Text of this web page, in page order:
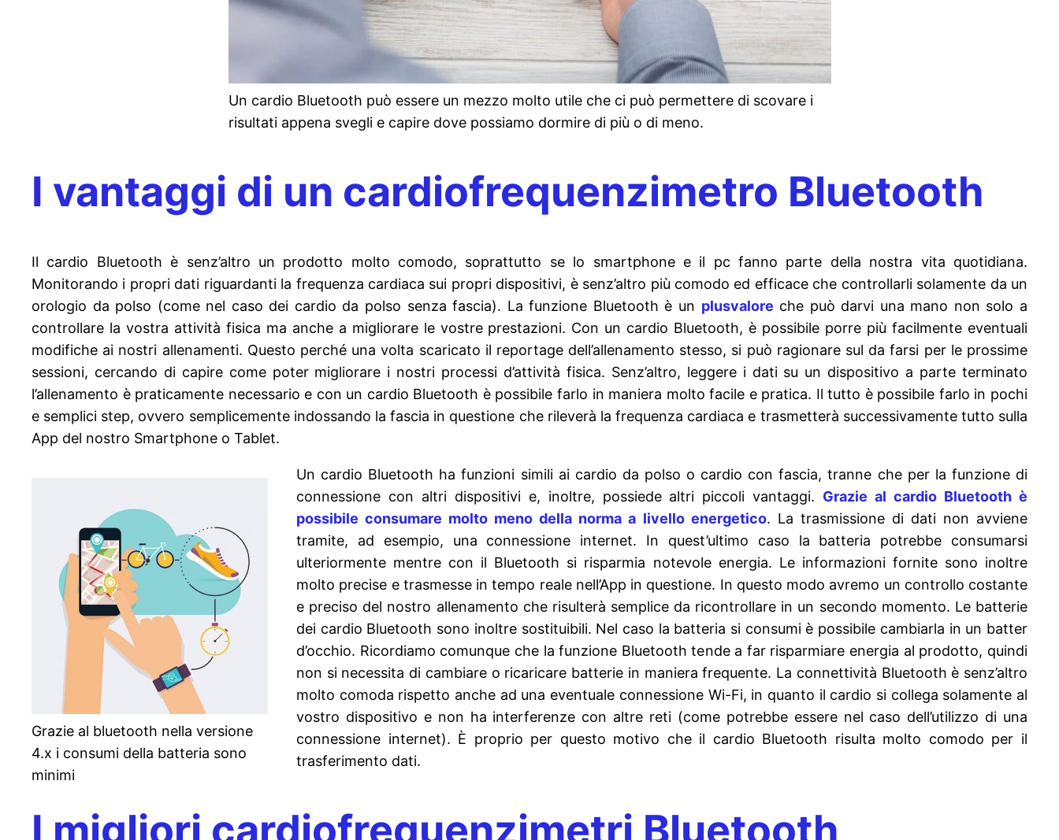
Un cardio Bluetooth può essere un mezzo molto utile che ci può permettere di scovare i
risultati appena svegli e capire dove possiamo dormire di più o di meno.
I vantaggi di un cardiofrequenzimetro Bluetooth
Il cardio Bluetooth è senz’altro un prodotto molto comodo, soprattutto se lo smartphone e il pc fanno parte della nostra vita quotidiana.
Monitorando i propri dati riguardanti la frequenza cardiaca sui propri dispositivi, è senz’altro più comodo ed efficace che controllarli solamente da un
orologio da polso (come nel caso dei cardio da polso senza fascia). La funzione Bluetooth è un plusvalore che può darvi una mano non solo a
controllare la vostra attività fisica ma anche a migliorare le vostre prestazioni. Con un cardio Bluetooth, è possibile porre più facilmente eventuali
modifiche ai nostri allenamenti. Questo perché una volta scaricato il reportage dell’allenamento stesso, si può ragionare sul da farsi per le prossime
sessioni, cercando di capire come poter migliorare i nostri processi d’attività fisica. Senz’altro, leggere i dati su un dispositivo a parte terminato
l’allenamento è praticamente necessario e con un cardio Bluetooth è possibile farlo in maniera molto facile e pratica. Il tutto è possibile farlo in pochi
e semplici step, ovvero semplicemente indossando la fascia in questione che rileverà la frequenza cardiaca e trasmetterà successivamente tutto sulla
App del nostro Smartphone o Tablet.
Grazie al bluetooth nella versione
4.x i consumi della batteria sono
minimi
Un cardio Bluetooth ha funzioni simili ai cardio da polso o cardio con fascia, tranne che per la funzione di
connessione con altri dispositivi e, inoltre, possiede altri piccoli vantaggi. Grazie al cardio Bluetooth è
possibile consumare molto meno della norma a livello energetico. La trasmissione di dati non avviene
tramite, ad esempio, una connessione internet. In quest’ultimo caso la batteria potrebbe consumarsi
ulteriormente mentre con il Bluetooth si risparmia notevole energia. Le informazioni fornite sono inoltre
molto precise e trasmesse in tempo reale nell’App in questione. In questo modo avremo un controllo costante
e preciso del nostro allenamento che risulterà semplice da ricontrollare in un secondo momento. Le batterie
dei cardio Bluetooth sono inoltre sostituibili. Nel caso la batteria si consumi è possibile cambiarla in un batter
d’occhio. Ricordiamo comunque che la funzione Bluetooth tende a far risparmiare energia al prodotto, quindi
non si necessita di cambiare o ricaricare batterie in maniera frequente. La connettività Bluetooth è senz’altro
molto comoda rispetto anche ad una eventuale connessione Wi-Fi, in quanto il cardio si collega solamente al
vostro dispositivo e non ha interferenze con altre reti (come potrebbe essere nel caso dell’utilizzo di una
connessione internet). È proprio per questo motivo che il cardio Bluetooth risulta molto comodo per il
trasferimento dati.
I migliori cardiofrequenzimetri Bluetooth